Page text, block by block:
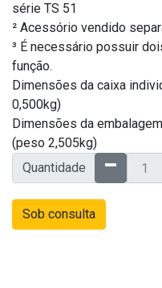
série TS 51
² Acessório vendido
³ É necessário possuir
função.
Dimensões da caixa
0,500kg)
Dimensões da
(peso 2,505kg)
Quantidade
Sob consulta